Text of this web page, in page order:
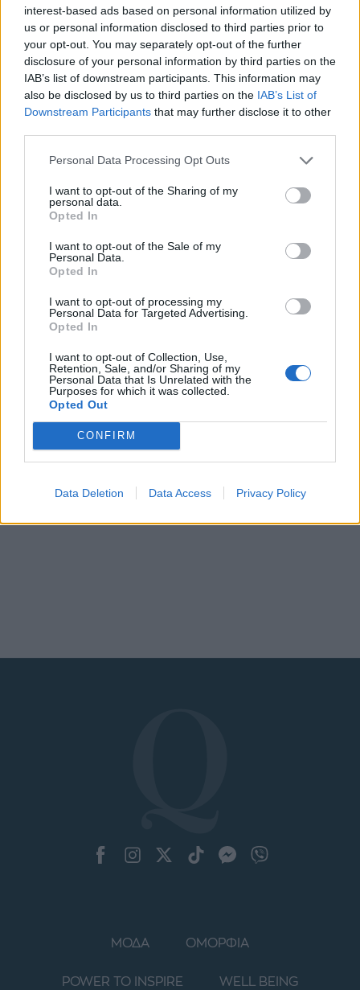
interest-based ads based on personal information utilized by
us or personal information disclosed to third parties prior to
your opt-out. You may separately opt-out of the further
disclosure of your personal information by third parties on the
IAB’s list of downstream participants. This information may
also be disclosed by us to third parties on the IAB’s List of
Downstream Participants that may further disclose it to other
Personal Data Processing Opt Outs
I want to opt-out of the Sharing of my
personal data.
Opted In
I want to opt-out of the Sale of my
Personal Data.
Opted In
I want to opt-out of processing my
Personal Data for Targeted Advertising.
Opted In
I want to opt-out of Collection, Use,
Retention, Sale, and/or Sharing of my
Personal Data that Is Unrelated with the
Purposes for which it was collected.
Opted Out
CONFIRM
Data Deletion Data Access Privacy Policy
Θα έρθει η Gaga στην
Ελλάδα τον Ιούλιο;
Ινκόγκνιτο στη
Η Νάντια Μπουλέ σε
διακοπές express στην
Ράσελ: Διακοπές στη
Σκιάθο
ΜΟΔΑ ΟΜΟΡΦΙΑ
POWER TO INSPIRE WELL BEING